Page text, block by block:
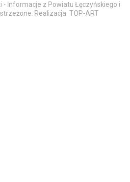
- Informacje z Powiatu Łęczyńskiego i
Realizacja: TOP-ART